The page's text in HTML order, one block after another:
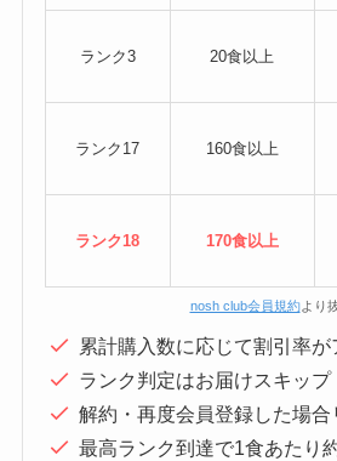
ランク3 20食以上
ランク17 160食以上
ランク18 170食以上
nosh club会員規約より
累計購入数に応じて割引率が
ランク判定はお届けスキッ
解約・再度会員登録した場合
最高ランク到達で1食あたり